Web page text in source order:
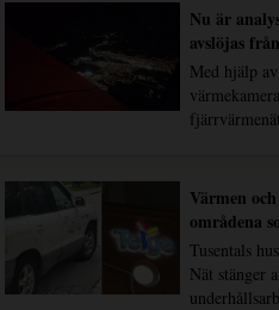
Nu är
avslöjas
Med hjälp
Värmen
områdena
Tusentals
Nät stänger